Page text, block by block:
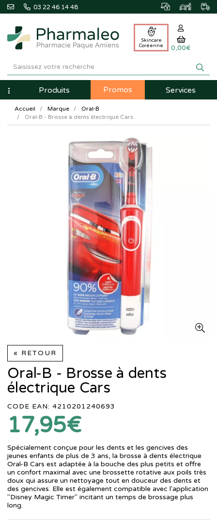
03 22 46 14 48
Pharmaleo
Pharmacie
Paque
Amiens
Skincare
Coréenne
0,00€
NavigationProduits Promos Services
Accueil Marque
Oral-B
Oral-B - Brosse à dents électrique Cars
« RETOUR
Oral-B - Brosse à dents
électrique Cars
CODE EAN: 4210201240693
17,95€
Spécialement conçue pour les dents et les gencives des
jeunes enfants de plus de 3 ans, la brosse à dents électrique
Oral-B Cars est adaptée à la bouche des plus petits et offre
un confort maximal avec une brossette rotative aux poils très
doux qui assure un nettoyage tout en douceur des dents et
des gencives. Elle est également compatible avec l'application
"Disney Magic Timer" incitant un temps de brossage plus
long.